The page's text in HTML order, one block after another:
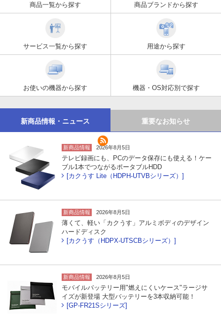
商品一覧から探す 商品ブランドから探す
サービス一覧から探す 用途から探す
お使いの機器から探す 機器・OS対応別で探す
新商品情報・ニュース
新商品情報 2026年8月5日
テレビ録画にも、PCのデータ保存にも使える！ケー
ブル1本でつながるポータブルHDD
[カクうす Lite（HDPH-UTVBシリーズ）]
新商品情報 2026年8月5日
薄くて、軽い「カクうす」アルミボディのデザイン
ハードディスク
[カクうす（HDPX-UTSCBシリーズ）]
新商品情報 2026年8月5日
モバイルバッテリー用"燃えにくいケース"ラージサ
イズが新登場 大型バッテリーを3本収納可能！
[GP-FR21Sシリーズ]
重要なお知らせ